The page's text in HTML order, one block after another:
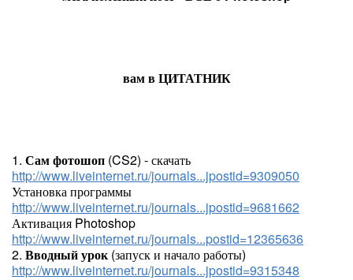
вам в ЦИТАТНИК
1. Сам фотошоп (CS2) - скачать
http://www.liveinternet.ru/journals...jpostid=9309050
Установка программы
http://www.liveinternet.ru/journals...jpostid=9681662
Активация Photoshop
http://www.liveinternet.ru/journals...postid=12365636
2. Вводный урок(запуск и начало работы)
http://www.liveinternet.ru/journals...jpostid=9315348